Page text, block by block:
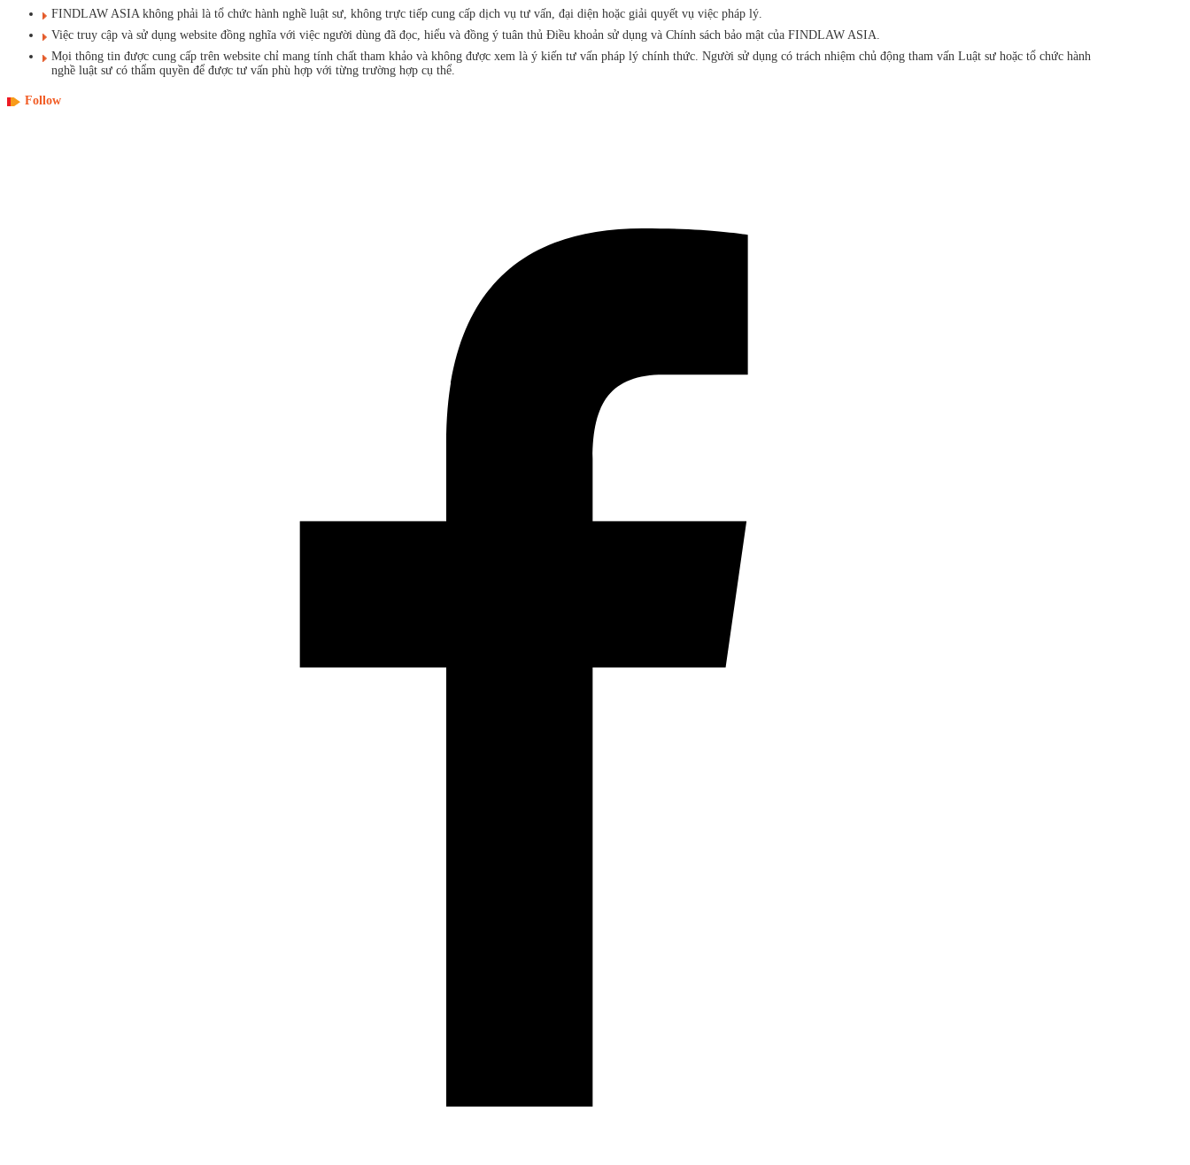
FINDLAW ASIA không phải là tổ chức hành nghề luật sư, không trực tiếp cung cấp dịch vụ tư vấn, đại diện hoặc giải quyết vụ việc pháp lý.
Việc truy cập và sử dụng website đồng nghĩa với việc người dùng đã đọc, hiểu và đồng ý tuân thủ Điều khoản sử dụng và Chính sách bảo mật của FINDLAW ASIA.
Mọi thông tin được cung cấp trên website chỉ mang tính chất tham khảo và không được xem là ý kiến tư vấn pháp lý chính thức. Người sử dụng có trách nhiệm chủ động tham vấn Luật sư hoặc tổ chức hành
nghề luật sư có thẩm quyền để được tư vấn phù hợp với từng trường hợp cụ thể.
Follow